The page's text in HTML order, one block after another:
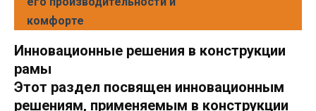
комфорте
Инновационные решения в конструкции
рамы
Этот раздел посвящен инновационным
решениям, применяемым в конструкции